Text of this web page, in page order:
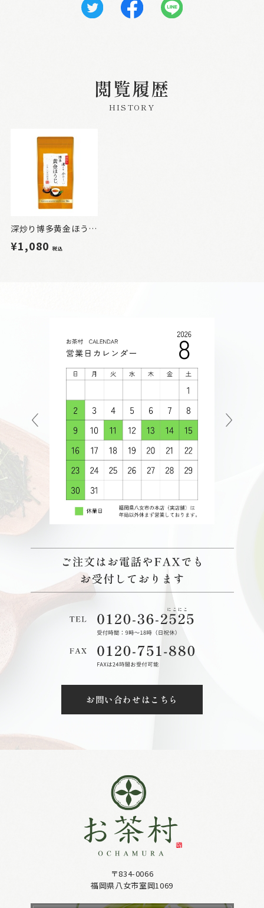
閲覧履歴
HISTORY
深炒り博多黄金ほうじ（6ｇ×16Ｐ）
¥1,080税込
お問い合わせはこちら
〒834-0066
福岡県八女市室岡1069